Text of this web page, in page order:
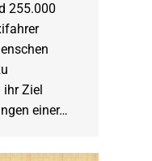
255.000
Ziel
einer…